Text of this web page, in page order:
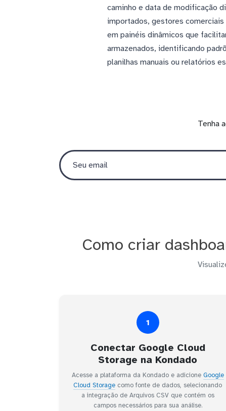
caminho e data de modificação
importados, gestores
em painéis dinâmicos que
armazenados, identificando
planilhas manuais ou relatórios
Tenha
Como criar
1
Conectar Google Cloud
Storage na Kondado
Acesse a plataforma da Kondado e adicione Google
Cloud Storage como fonte de dados, selecionando
a integração de Arquivos CSV que contém os
campos necessários para sua análise.